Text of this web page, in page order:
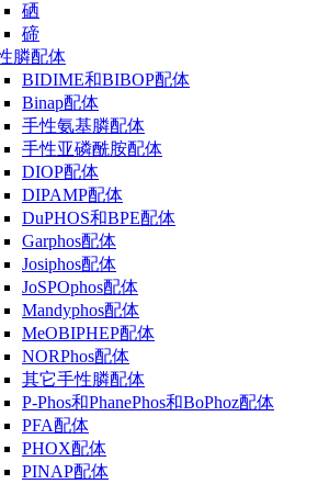
硒
碲
膦配体
BIDIME和BIBOP配体
Binap配体
手性氨基膦配体
手性亚磷酰胺配体
DIOP配体
DIPAMP配体
DuPHOS和BPE配体
Garphos配体
Josiphos配体
JoSPOphos配体
Mandyphos配体
MeOBIPHEP配体
NORPhos配体
其它手性膦配体
P-Phos和PhanePhos和BoPhoz配体
PFA配体
PHOX配体
PINAP配体